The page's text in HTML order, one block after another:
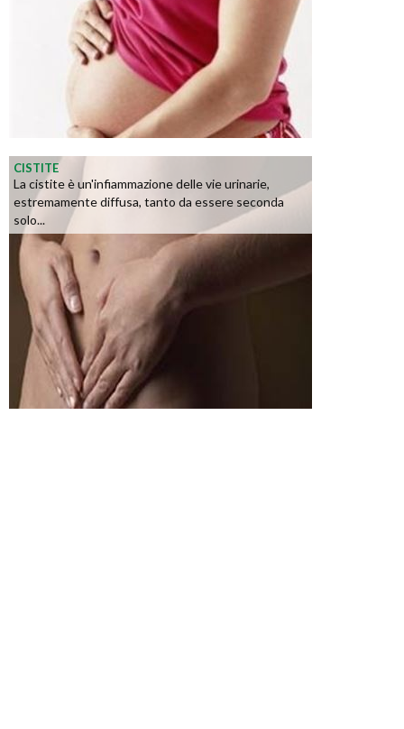
CISTITE
La cistite è un'infiammazione delle vie urinarie,
estremamente diffusa, tanto da essere seconda
solo...